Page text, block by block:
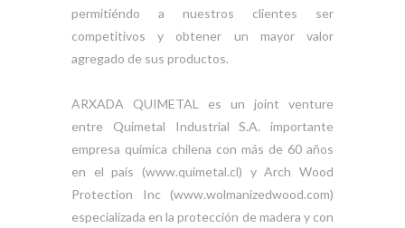
permitiéndo a nuestros clientes ser
competitivos y obtener un mayor valor
agregado de sus productos.
ARXADA QUIMETAL es un joint venture
entre Quimetal Industrial S.A. importante
empresa química chilena con más de 60 años
en el país (www.quimetal.cl) y Arch Wood
Protection Inc (www.wolmanizedwood.com)
especializada en la protección de madera y con